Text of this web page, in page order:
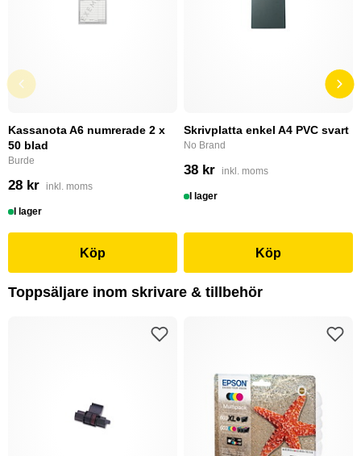
Kassanota A6 numrerade 2 x
50 blad
Burde
28 kr inkl. moms
I lager
Köp
Skrivplatta enkel A4 PVC svart
No Brand
38 kr inkl. moms
I lager
Köp
Toppsäljare inom skrivare & tillbehör